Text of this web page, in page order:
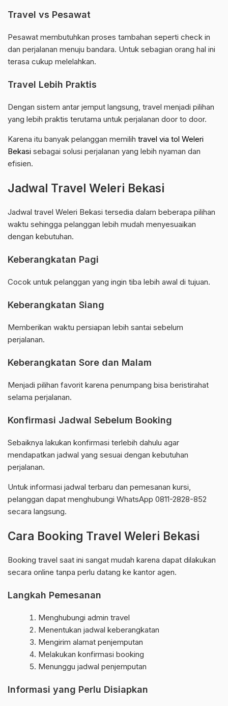
Travel vs Pesawat
Pesawat membutuhkan proses tambahan seperti check in
dan perjalanan menuju bandara. Untuk sebagian orang hal ini
terasa cukup melelahkan.
Travel Lebih Praktis
Dengan sistem antar jemput langsung, travel menjadi pilihan
yang lebih praktis terutama untuk perjalanan door to door.
Karena itu banyak pelanggan memilih travel via tol Weleri
Bekasi sebagai solusi perjalanan yang lebih nyaman dan
efisien.
Jadwal Travel Weleri Bekasi
Jadwal travel Weleri Bekasi tersedia dalam beberapa pilihan
waktu sehingga pelanggan lebih mudah menyesuaikan
dengan kebutuhan.
Keberangkatan Pagi
Cocok untuk pelanggan yang ingin tiba lebih awal di tujuan.
Keberangkatan Siang
Memberikan waktu persiapan lebih santai sebelum
perjalanan.
Keberangkatan Sore dan Malam
Menjadi pilihan favorit karena penumpang bisa beristirahat
selama perjalanan.
Konfirmasi Jadwal Sebelum Booking
Sebaiknya lakukan konfirmasi terlebih dahulu agar
mendapatkan jadwal yang sesuai dengan kebutuhan
perjalanan.
Untuk informasi jadwal terbaru dan pemesanan kursi,
pelanggan dapat menghubungi WhatsApp 0811-2828-852
secara langsung.
Cara Booking Travel Weleri Bekasi
Booking travel saat ini sangat mudah karena dapat dilakukan
secara online tanpa perlu datang ke kantor agen.
Langkah Pemesanan
Menghubungi admin travel
Menentukan jadwal keberangkatan
Mengirim alamat penjemputan
Melakukan konfirmasi booking
Menunggu jadwal penjemputan
Informasi yang Perlu Disiapkan